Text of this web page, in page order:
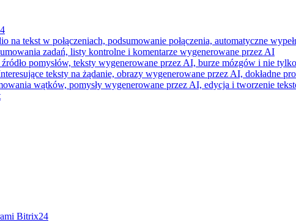
na tekst w połączeniach, podsumowanie połączenia, automatyczne
zadań, listy kontrolne i komentarze wygenerowane przez AI
pomysłów, teksty wygenerowane przez AI, burze mózgów i nie tylko
teksty na żądanie, obrazy wygenerowane przez AI, dokładne
wątków, pomysły wygenerowane przez AI, edycja i tworzenie
Bitrix24